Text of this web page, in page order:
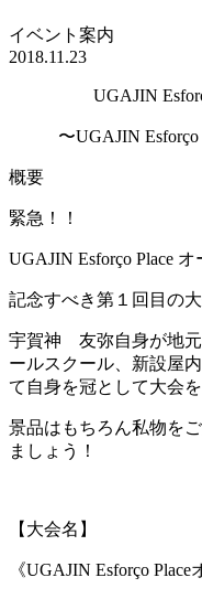
イベント案内
2018.11.23
UGAJIN
〜UGAJIN
概要
緊急！！
UGAJIN Esforço Place
記念すべき第１回目の
宇賀神 友弥自身が地元
ールスクール、新設屋
て自身を冠として大会
景品はもちろん私物を
ましょう！
【大会名】
《UGAJIN Esforço